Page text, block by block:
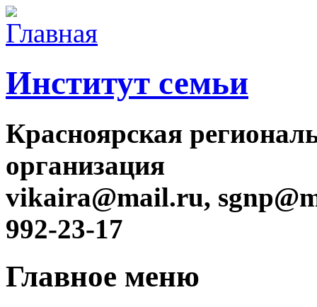
Институт семьи
Красноярская
организация
vikaira@mail.ru,
992-23-17
Главное меню